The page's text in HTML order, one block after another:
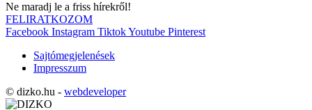
Ne maradj le a friss hírekről!
FELIRATKOZOM
Facebook Instagram TiktokYoutube Pinterest
Sajtómegjelenések
Impresszum
© dizko.hu - webdeveloper